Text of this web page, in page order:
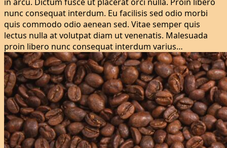
nunc consequat interdum. Eu facilisis sed odio morbi
quis commodo odio aenean sed. Vitae semper quis
lectus nulla at volutpat diam ut venenatis. Malesuada
proin libero nunc consequat interdum varius…